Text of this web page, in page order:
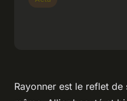
Rayonner est le reflet